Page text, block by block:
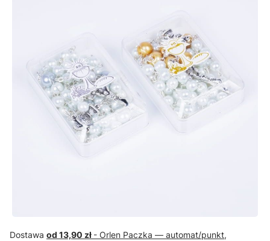
Dostawa od 13,90 zł - Orlen Paczka — automat/punkt,